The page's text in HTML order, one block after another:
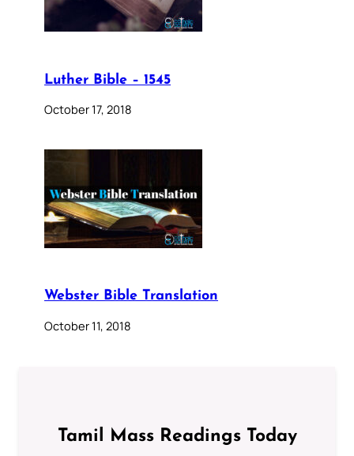
Luther Bible – 1545
October 17, 2018
Webster Bible Translation
October 11, 2018
Tamil Mass Readings Today